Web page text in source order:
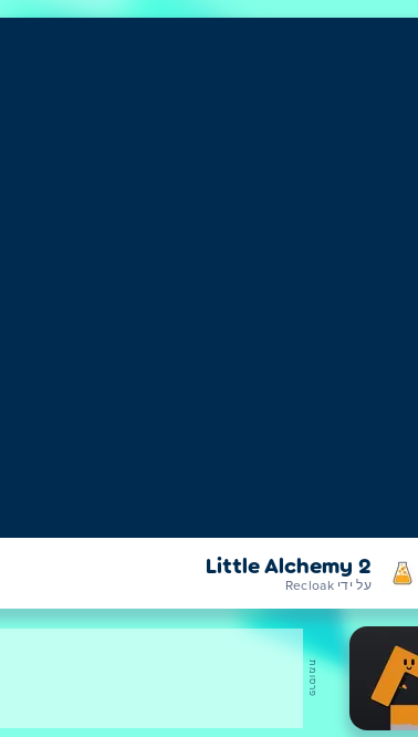
Little Alchemy 2
על ידי Recloak
פרסומת